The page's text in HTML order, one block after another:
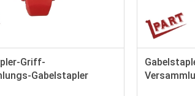
Griff-
Gabelstapler